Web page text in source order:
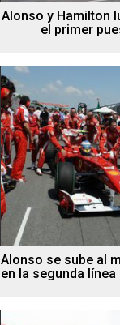
Alonso y Hamilton
el primer
Alonso se sube al
en la segunda línea